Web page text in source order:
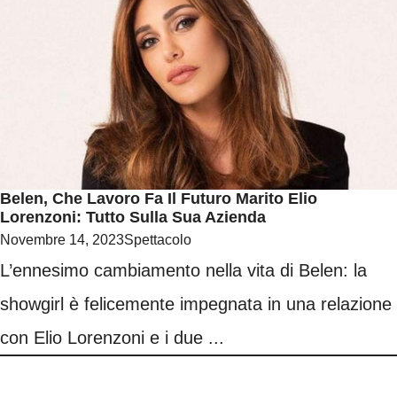
Belen, Che Lavoro Fa Il Futuro Marito Elio
Lorenzoni: Tutto Sulla Sua Azienda
Novembre 14, 2023Spettacolo
L’ennesimo cambiamento nella vita di Belen: la
showgirl è felicemente impegnata in una relazione
con Elio Lorenzoni e i due ...